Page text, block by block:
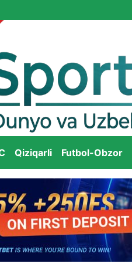
Qiziqarli Futbol-Obzor